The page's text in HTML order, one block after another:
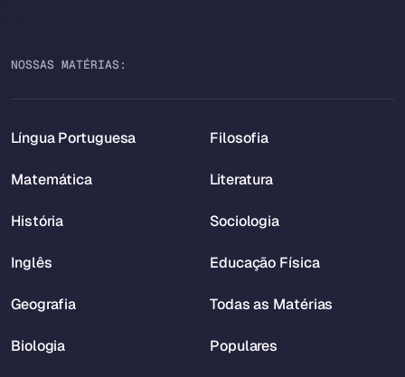
NOSSAS MATÉRIAS:
Língua Portuguesa
Matemática
História
Inglês
Geografia
Biologia
Filosofia
Literatura
Sociologia
Educação Física
Todas as Matérias
Populares